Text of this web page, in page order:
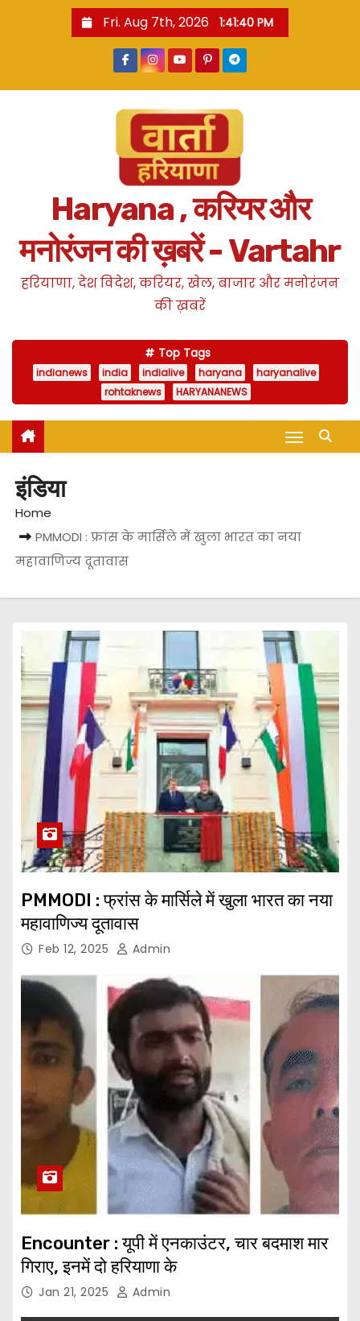
Fri. Aug 7th, 2026 1:41:41 PM
Haryana , करियर और
मनोरंजन की ख़बरें - Vartahr
हरियाणा, देश विदेश, करियर, खेल, बाजार और मनोरंजन
की ख़बरें
Top Tags
indianews india indialive haryana
haryanalive
rohtaknews
HARYANANEWS
इंडिया
Home
PMMODI : फ्रांस के मार्सिले में खुला भारत का नया
महावाणिज्य दूतावास
PMMODI : फ्रांस के मार्सिले में खुला भारत का नया
महावाणिज्य दूतावास
Feb 12, 2025 Admin
Encounter : यूपी में एनकाउंटर, चार बदमाश मार
गिराए, इनमें दो हरियाणा के
Jan 21, 2025 Admin